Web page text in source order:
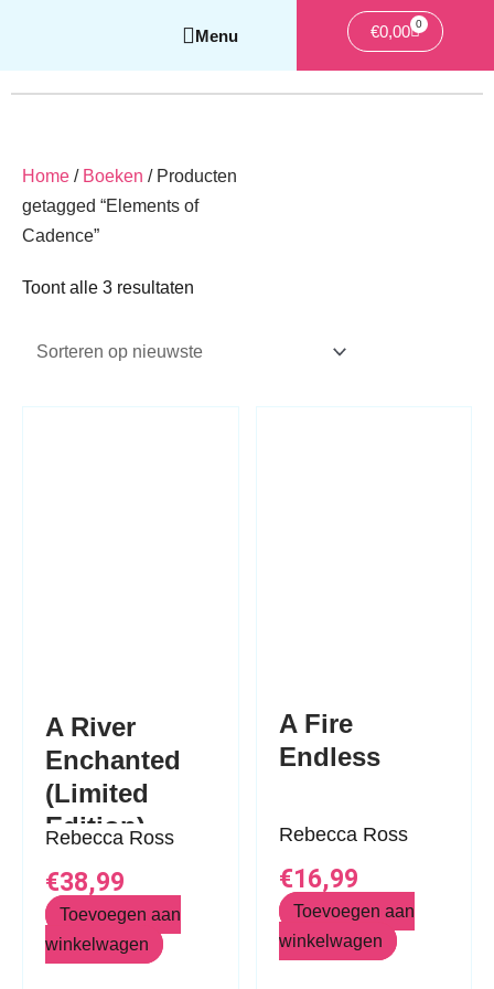
€0,00 0
Home / Boeken / Producten
getagged “Elements of
Cadence”
Toont alle 3 resultaten
nieuwste
A River
Enchanted
(Limited
Edition)
Rebecca Ross
€38,99
Toevoegen aan
winkelwagen
A Fire
Endless
Rebecca Ross
€16,99
Toevoegen aan
winkelwagen